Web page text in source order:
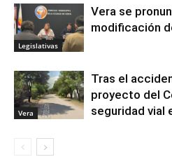
Legislativas
Vera se
modificación
Vera
Tras el
proyecto del
seguridad vial